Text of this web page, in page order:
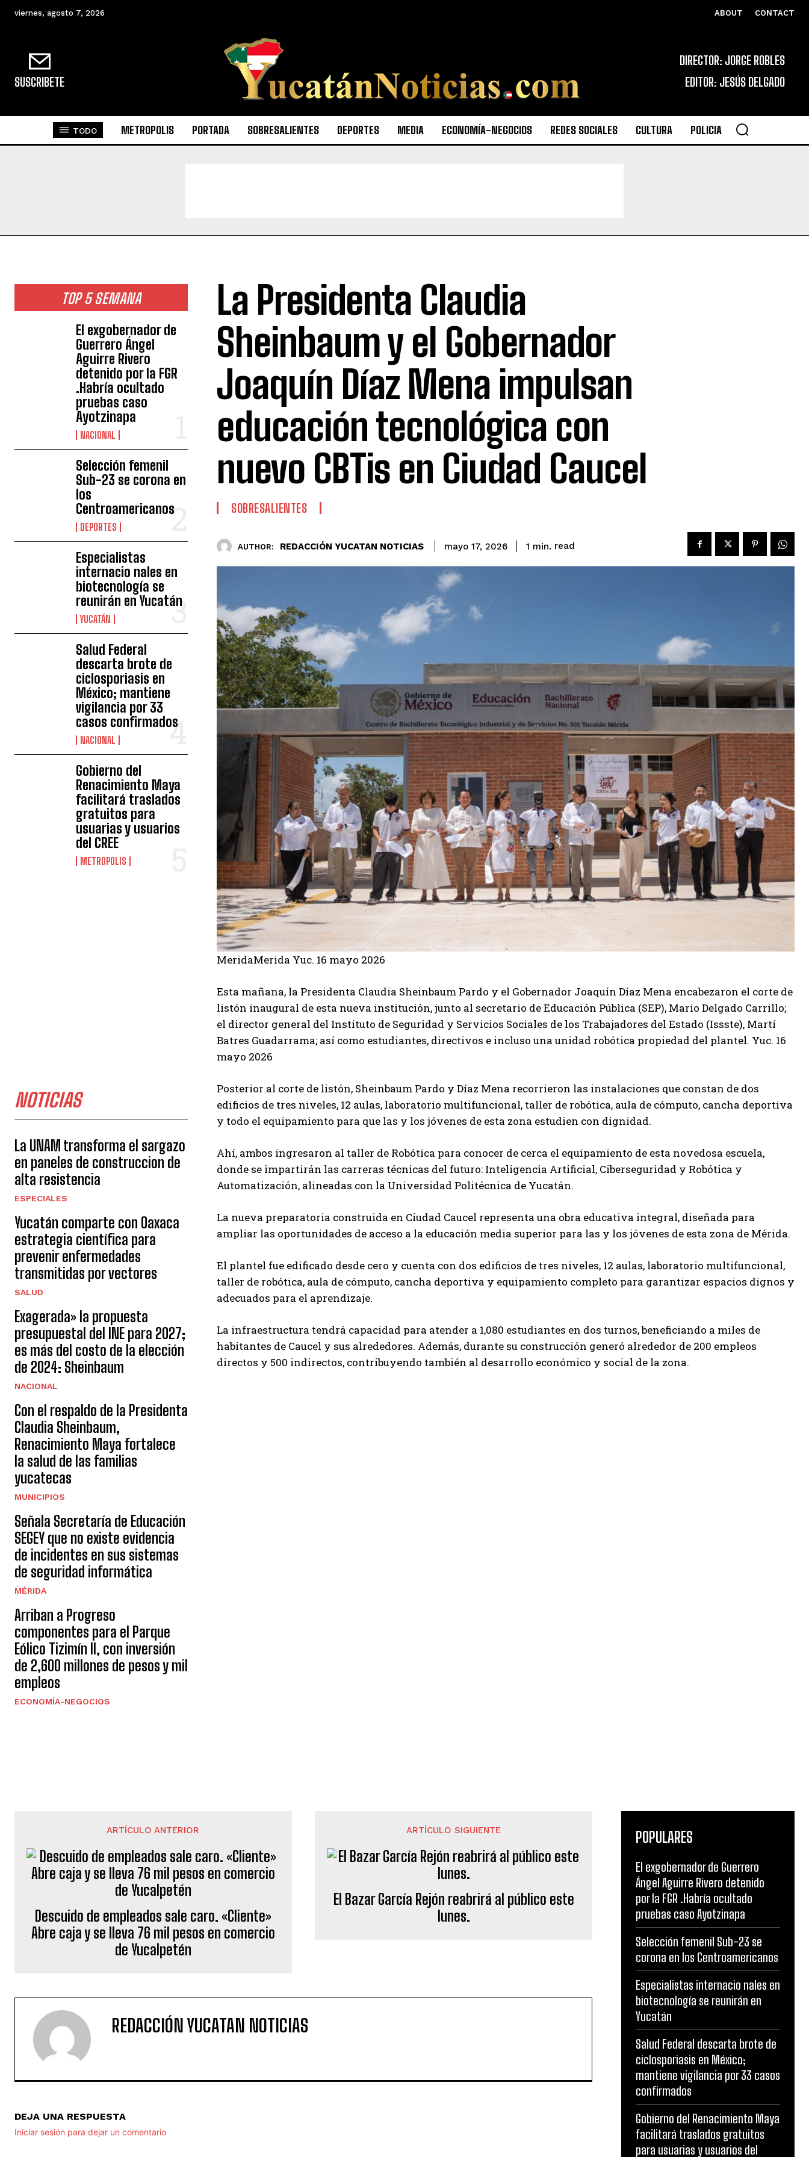
viernes, agosto 7, 2026 ABOUT CONTACT
SUSCRIBETE
DIRECTOR: JORGE ROBLES
EDITOR: JESÚS DELGADO
TODO METROPOLIS PORTADA SOBRESALIENTES DEPORTES MEDIA ECONOMÍA-NEGOCIOS REDES SOCIALES CULTURA POLICIA
TOP 5 SEMANA
El exgobernador de
Guerrero Ángel
Aguirre Rivero
detenido por la FGR
.Habría ocultado
pruebas caso
Ayotzinapa
NACIONAL
Selección femenil
Sub-23 se corona en
los
Centroamericanos
DEPORTES
Especialistas
internacio nales en
biotecnología se
reunirán en Yucatán
YUCATÁN
Salud Federal
descarta brote de
ciclosporiasis en
México; mantiene
vigilancia por 33
casos confirmados
NACIONAL
Gobierno del
Renacimiento Maya
facilitará traslados
gratuitos para
usuarias y usuarios
del CREE
METROPOLIS
NOTICIAS
La UNAM transforma el sargazo
en paneles de construccion de
alta resistencia
ESPECIALES
Yucatán comparte con Oaxaca
estrategia científica para
prevenir enfermedades
transmitidas por vectores
SALUD
Exagerada» la propuesta
presupuestal del INE para 2027;
es más del costo de la elección
de 2024: Sheinbaum
NACIONAL
Con el respaldo de la Presidenta
Claudia Sheinbaum,
Renacimiento Maya fortalece
la salud de las familias
yucatecas
MUNICIPIOS
Señala Secretaría de Educación
SEGEY que no existe evidencia
de incidentes en sus sistemas
de seguridad informática
MÉRIDA
Arriban a Progreso
componentes para el Parque
Eólico Tizimín II, con inversión
de 2,600 millones de pesos y mil
empleos
ECONOMÍA-NEGOCIOS
La Presidenta Claudia
Sheinbaum y el Gobernador
Joaquín Díaz Mena impulsan
educación tecnológica con
nuevo CBTis en Ciudad Caucel
SOBRESALIENTES
AUTHOR: REDACCIÓN YUCATAN NOTICIAS mayo 17, 2026 1 min. read
MeridaMerida Yuc. 16 mayo 2026
Esta mañana, la Presidenta Claudia Sheinbaum Pardo y el Gobernador Joaquín Díaz Mena encabezaron el corte de
listón inaugural de esta nueva institución, junto al secretario de Educación Pública (SEP), Mario Delgado Carrillo;
el director general del Instituto de Seguridad y Servicios Sociales de los Trabajadores del Estado (Issste), Martí
Batres Guadarrama; así como estudiantes, directivos e incluso una unidad robótica propiedad del plantel. Yuc. 16
mayo 2026
Posterior al corte de listón, Sheinbaum Pardo y Díaz Mena recorrieron las instalaciones que constan de dos
edificios de tres niveles, 12 aulas, laboratorio multifuncional, taller de robótica, aula de cómputo, cancha deportiva
y todo el equipamiento para que las y los jóvenes de esta zona estudien con dignidad.
Ahí, ambos ingresaron al taller de Robótica para conocer de cerca el equipamiento de esta novedosa escuela,
donde se impartirán las carreras técnicas del futuro: Inteligencia Artificial, Ciberseguridad y Robótica y
Automatización, alineadas con la Universidad Politécnica de Yucatán.
La nueva preparatoria construida en Ciudad Caucel representa una obra educativa integral, diseñada para
ampliar las oportunidades de acceso a la educación media superior para las y los jóvenes de esta zona de Mérida.
El plantel fue edificado desde cero y cuenta con dos edificios de tres niveles, 12 aulas, laboratorio multifuncional,
taller de robótica, aula de cómputo, cancha deportiva y equipamiento completo para garantizar espacios dignos y
adecuados para el aprendizaje.
La infraestructura tendrá capacidad para atender a 1,080 estudiantes en dos turnos, beneficiando a miles de
habitantes de Caucel y sus alrededores. Además, durante su construcción generó alrededor de 200 empleos
directos y 500 indirectos, contribuyendo también al desarrollo económico y social de la zona.
ARTÍCULO ANTERIOR
Descuido de empleados sale caro. «Cliente»
Abre caja y se lleva 76 mil pesos en comercio
de Yucalpetén
ARTÍCULO SIGUIENTE
REDACCIÓN YUCATAN NOTICIAS
POPULARES
El exgobernador de Guerrero
Ángel Aguirre Rivero detenido
por la FGR .Habría ocultado
pruebas caso Ayotzinapa
Selección femenil Sub-23 se
corona en los Centroamericanos
Especialistas internacio nales en
biotecnología se reunirán en
Yucatán
Salud Federal descarta brote de
ciclosporiasis en México;
mantiene vigilancia por 33 casos
confirmados
Gobierno del Renacimiento Maya
facilitará traslados gratuitos
para usuarias y usuarios del